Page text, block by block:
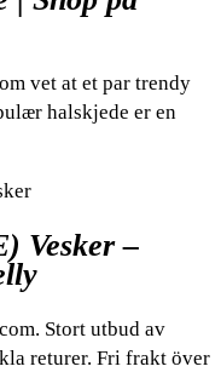
vet at et par trendy
halskjede er en
Vesker –
Stort utbud av
returer. Fri frakt över